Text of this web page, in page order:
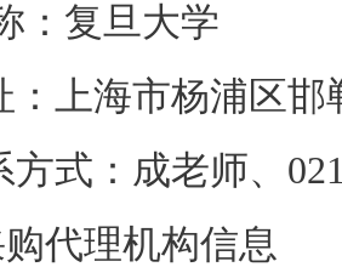
称：复旦
：上海市
方式：成老
购代理机构信息